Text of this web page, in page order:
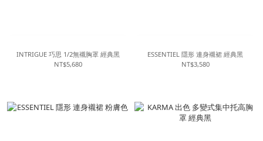
INTRIGUE 巧思 1/2無襯胸罩 經典黑
NT$5,680
ESSENTIEL 隱形 連身襯裙 經典黑
NT$3,580